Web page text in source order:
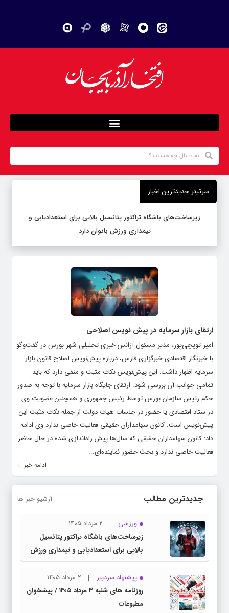
سرتیتر جدیدترین اخبار
زیرساخت‌های باشگاه تراکتور پتانسیل بالایی برای استعدادیابی و
تیمداری ورزش بانوان دارد
ارتقای بازار سرمایه در پیش نویس اصلاحی
امیر توپچی‌پور، مدیر مسئول آژانس خبری تحلیلی شهر بورس در گفت‌وگو
با خبرنگار اقتصادی خبرگزاری فارس، درباره پیش‌نویس اصلاح قانون بازار
سرمایه اظهار داشت: این پیش‌نویس نکات مثبت و منفی دارد که باید
تمامی جوانب آن بررسی شود. ارتقای جایگاه بازار سرمایه با توجه به صدور
حکم رئیس سازمان بورس توسط رئیس جمهوری و همچنین عضویت وی
در ستاد اقتصادی یا حضور در جلسات هیات دولت از جمله نکات مثبت این
پیش‌نویس است. کانون سهامداران حقیقی فعالیت خاصی ندارد وی ادامه
داد: کانون سهامداران حقیقی که سال‌ها پیش راه‌اندازی شده در حال حاضر
فعالیت خاصی ندارد و بحث حضور نماینده‌ای...
ادامه خبر
جدیدترین مطالب آرشیو خبر ها
ورزشی
۲ مرداد ۱۴۰۵
زیرساخت‌های باشگاه تراکتور پتانسیل
بالایی برای استعدادیابی و تیمداری ورزش
بانوان دارد
پیشنهاد سردبیر
۲ مرداد ۱۴۰۵
روزنامه های شنبه ۳ مرداد ۱۴۰۵ / پیشخوان
مطبوعات